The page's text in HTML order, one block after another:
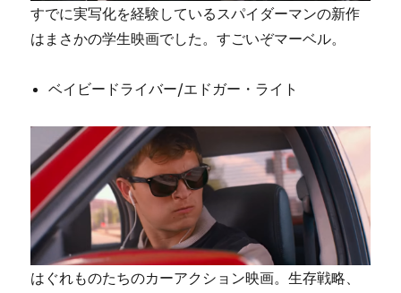
すでに実写化を経験しているスパイダーマンの新作
はまさかの学生映画でした。すごいぞマーベル。
ベイビードライバー/エドガー・ライト
はぐれものたちのカーアクション映画。生存戦略、